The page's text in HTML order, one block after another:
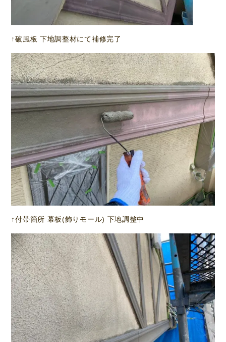
↑破風板 下地調整材にて補修完了
↑付帯箇所 幕板(飾りモール) 下地調整中